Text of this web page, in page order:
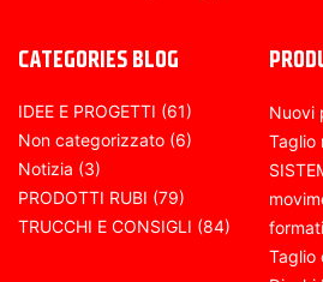
CATEGORIES BLOG
IDEE E PROGETTI (61)
Non categorizzato (6)
Notizia (3)
PRODOTTI RUBI (79)
TRUCCHI E CONSIGLI (84)
Nuovi
Taglio
formati
Taglio